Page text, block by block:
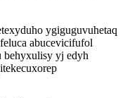
ygiguguvuhetaq
abucevicifufol
yj edyh